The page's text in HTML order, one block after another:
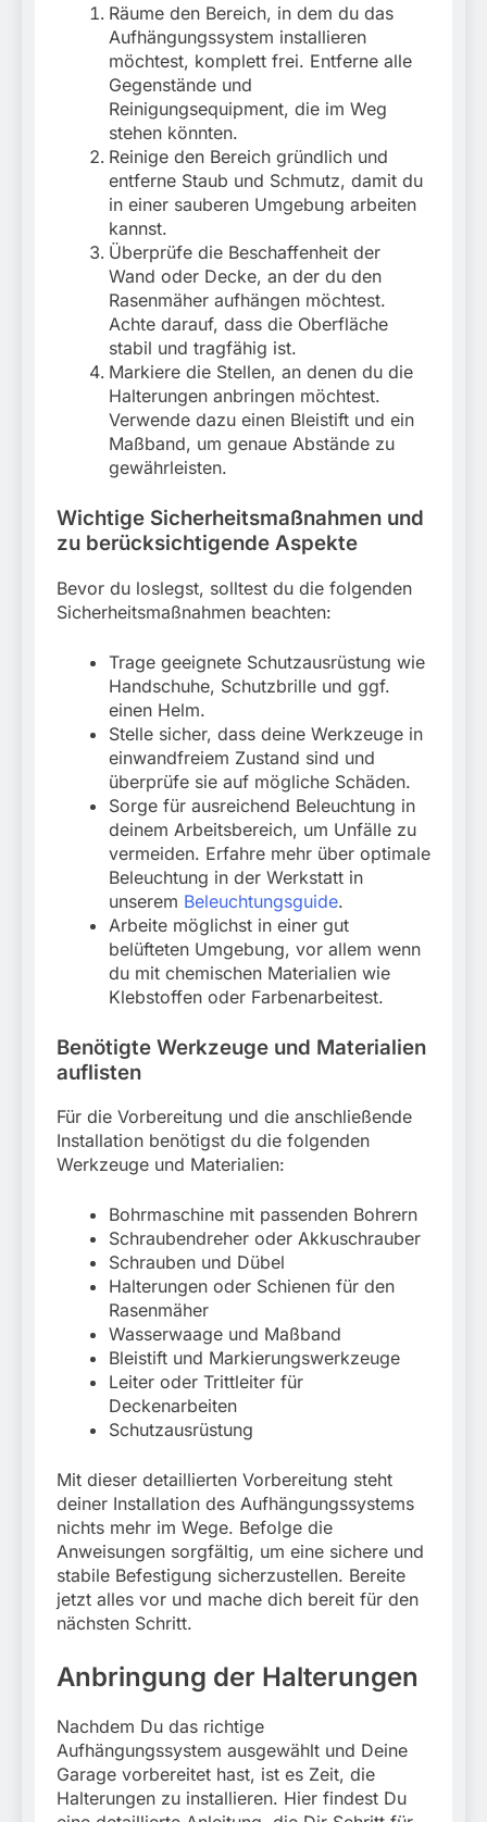
Räume den Bereich, in dem du das
Aufhängungssystem installieren
möchtest, komplett frei. Entferne alle
Gegenstände und
Reinigungsequipment, die im Weg
stehen könnten.
Reinige den Bereich gründlich und
entferne Staub und Schmutz, damit du
in einer sauberen Umgebung arbeiten
kannst.
Überprüfe die Beschaffenheit der
Wand oder Decke, an der du den
Rasenmäher aufhängen möchtest.
Achte darauf, dass die Oberfläche
stabil und tragfähig ist.
Markiere die Stellen, an denen du die
Halterungen anbringen möchtest.
Verwende dazu einen Bleistift und ein
Maßband, um genaue Abstände zu
gewährleisten.
Wichtige Sicherheitsmaßnahmen und
zu berücksichtigende Aspekte
Bevor du loslegst, solltest du die folgenden
Sicherheitsmaßnahmen beachten:
Trage geeignete Schutzausrüstung wie
Handschuhe, Schutzbrille und ggf.
einen Helm.
Stelle sicher, dass deine Werkzeuge in
einwandfreiem Zustand sind und
überprüfe sie auf mögliche Schäden.
Sorge für ausreichend Beleuchtung in
deinem Arbeitsbereich, um Unfälle zu
vermeiden. Erfahre mehr über optimale
Beleuchtung in der Werkstatt in
unserem Beleuchtungsguide.
Arbeite möglichst in einer gut
belüfteten Umgebung, vor allem wenn
du mit chemischen Materialien wie
Klebstoffen oder Farbenarbeitest.
Benötigte Werkzeuge und Materialien
auflisten
Für die Vorbereitung und die anschließende
Installation benötigst du die folgenden
Werkzeuge und Materialien:
Bohrmaschine mit passenden Bohrern
Schraubendreher oder Akkuschrauber
Schrauben und Dübel
Halterungen oder Schienen für den
Rasenmäher
Wasserwaage und Maßband
Bleistift und Markierungswerkzeuge
Leiter oder Trittleiter für
Deckenarbeiten
Schutzausrüstung
Mit dieser detaillierten Vorbereitung steht
deiner Installation des Aufhängungssystems
nichts mehr im Wege. Befolge die
Anweisungen sorgfältig, um eine sichere und
stabile Befestigung sicherzustellen. Bereite
jetzt alles vor und mache dich bereit für den
nächsten Schritt.
Anbringung der Halterungen
Nachdem Du das richtige
Aufhängungssystem ausgewählt und Deine
Garage vorbereitet hast, ist es Zeit, die
Halterungen zu installieren. Hier findest Du